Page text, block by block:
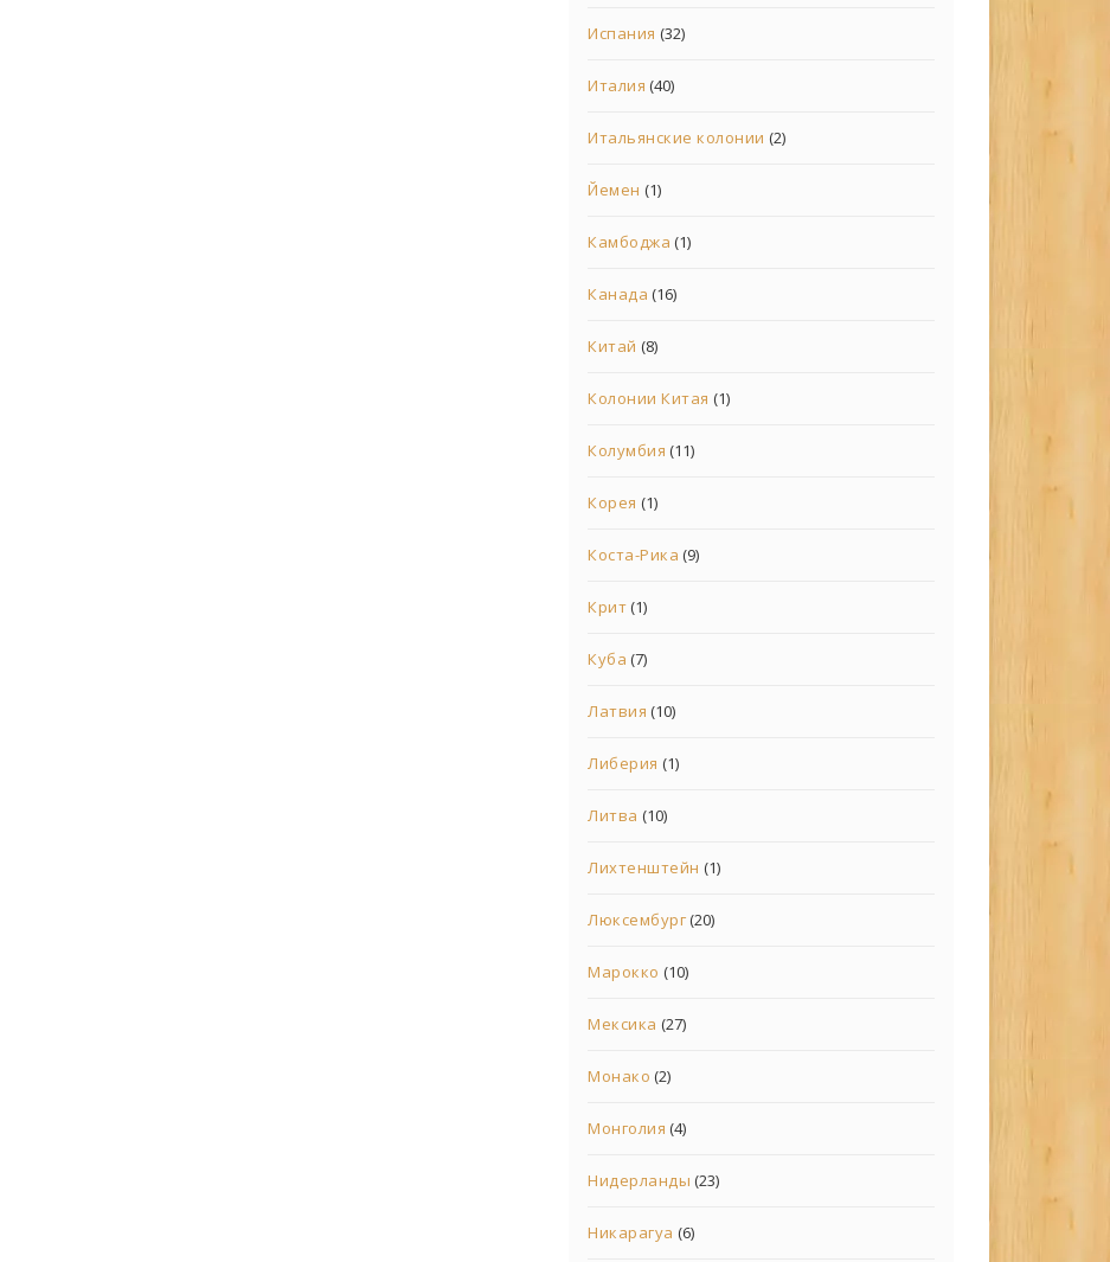
Испания (32)
Италия (40)
Итальянские колонии (2)
Йемен (1)
Камбоджа (1)
Канада (16)
Китай (8)
Колонии Китая (1)
Колумбия (11)
Корея (1)
Коста-Рика (9)
Крит(1)
Куба (7)
Латвия (10)
Либерия (1)
Литва (10)
Лихтенштейн (1)
Люксембург(20)
Марокко (10)
Мексика (27)
Монако (2)
Монголия (4)
Нидерланды (23)
Никарагуа (6)